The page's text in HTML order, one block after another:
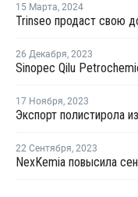
15 Марта, 2024
Trinseo продаст свою
26 Декабря, 2023
17 Ноября, 2023
22 Сентября, 2023